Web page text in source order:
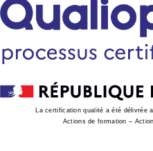
La certification qualité a été délivrée
Actions de formation –